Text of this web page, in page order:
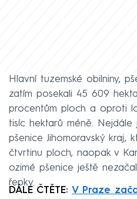
Hlavní tuzemské obilniny,
zatím posekali 45 609
procentům ploch a oproti
tisíc hektarů méně. Nejdále
pšenice Jihomoravský kraj,
čtvrtinu ploch, naopak v
ozimé pšenice ještě
řepky.
DÁLE ČTĚTE: V Praze